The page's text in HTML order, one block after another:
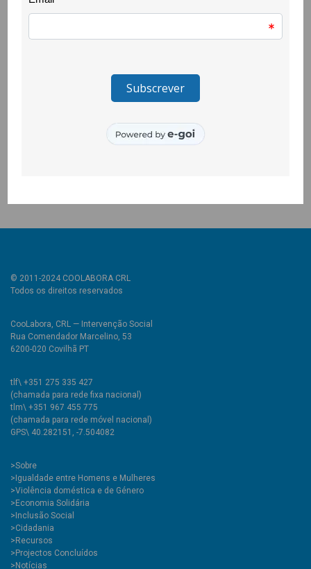
comunidade cigana na costura destes sacos que carregam
uma mensagem de incentivo ao comércio local “Neste Natal
____________________
O projecto Quero Ser Mais E9G é promovido pela Secretaria de
Estado da Juventude e do Desporto, através do Instituto
© 2011-2024 COOLABORA CRL
Todos os direitos reservados
CooLabora, CRL — Intervenção Social
Rua Comendador Marcelino, 53
6200-020 Covilhã PT
tlf\ +351 275 335 427
(chamada para rede fixa nacional)
tlm\ +351 967 455 775
(chamada para rede móvel nacional)
GPS\ 40.282151, -7.504082
>Sobre
>Igualdade entre Homens e Mulheres
>Violência doméstica e de Género
>Economia Solidária
>Inclusão Social
>Cidadania
>Recursos
>Projectos Concluídos
>Notícias